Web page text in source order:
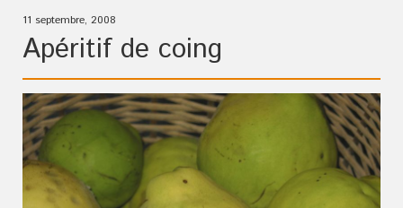
11 septembre, 2008
Apéritif de coing